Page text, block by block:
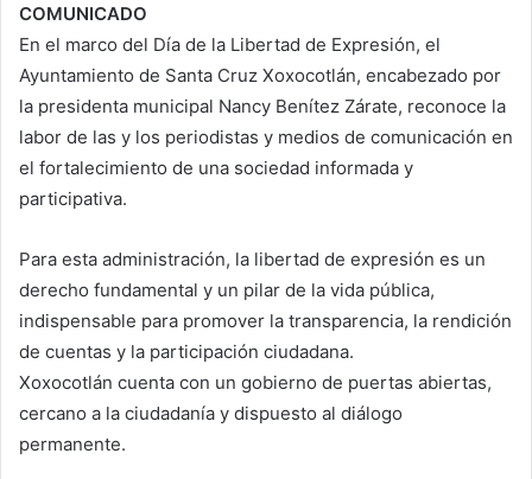
COMUNICADO
En el marco del Día de la Libertad de Expresión, el
Ayuntamiento de Santa Cruz Xoxocotlán, encabezado por
la presidenta municipal Nancy Benítez Zárate, reconoce la
labor de las y los periodistas y medios de comunicación en
el fortalecimiento de una sociedad informada y
participativa.
Para esta administración, la libertad de expresión es un
derecho fundamental y un pilar de la vida pública,
indispensable para promover la transparencia, la rendición
de cuentas y la participación ciudadana.
Xoxocotlán cuenta con un gobierno de puertas abiertas,
cercano a la ciudadanía y dispuesto al diálogo
permanente.